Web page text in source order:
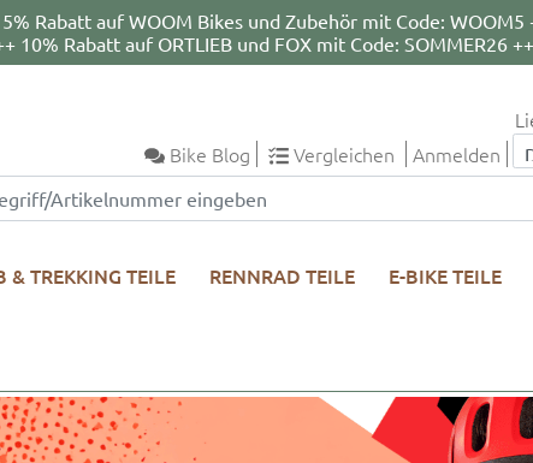
Rabatt auf WOOM Bikes und Zubehör mit Code: WOOM5
10% Rabatt auf ORTLIEB und FOX mit Code: SOMMER26
Bike Blog Vergleichen Anmelden
& TREKKING TEILE RENNRAD TEILE E-BIKE TEILE